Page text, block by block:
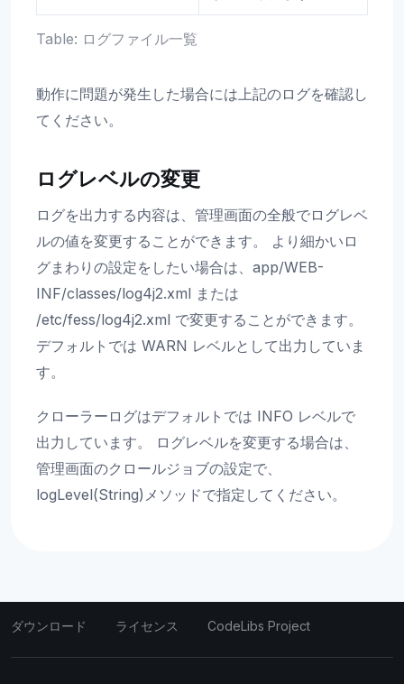
Table: ログファイル一覧
動作に問題が発生した場合には上記のログを確認し
てください。
ログレベルの変更
ログを出力する内容は、管理画面の全般でログレベ
ルの値を変更することができます。 より細かいロ
グまわりの設定をしたい場合は、app/WEB-
INF/classes/log4j2.xml または
/etc/fess/log4j2.xml で変更することができます。
デフォルトでは WARN レベルとして出力していま
す。
クローラーログはデフォルトでは INFO レベルで
出力しています。 ログレベルを変更する場合は、
管理画面のクロールジョブの設定で、
logLevel(String)メソッドで指定してください。
ダウンロード ライセンス CodeLibs Project